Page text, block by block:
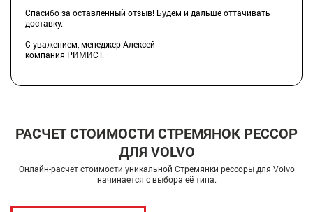
Спасибо за оставленный отзыв! Будем и дальше оттачивать
доставку.
С уважением, менеджер Алексей
компания РИМИСТ.
РАСЧЕТ СТОИМОСТИ СТРЕМЯНОК РЕССОР
ДЛЯ VOLVO
Онлайн-расчет стоимости уникальной Стремянки рессоры для Volvo
начинается с выбора её типа.